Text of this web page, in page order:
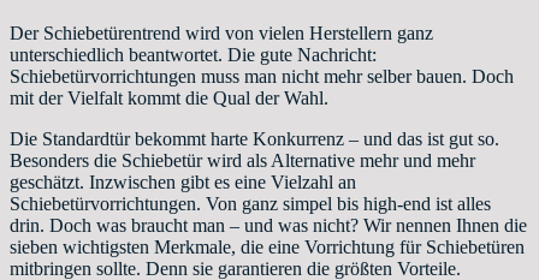
Der Schiebetürentrend wird von vielen Herstellern ganz
unterschiedlich beantwortet. Die gute Nachricht:
Schiebetürvorrichtungen muss man nicht mehr selber bauen. Doch
mit der Vielfalt kommt die Qual der Wahl.
Die Standardtür bekommt harte Konkurrenz – und das ist gut so.
Besonders die Schiebetür wird als Alternative mehr und mehr
geschätzt. Inzwischen gibt es eine Vielzahl an
Schiebetürvorrichtungen. Von ganz simpel bis high-end ist alles
drin. Doch was braucht man – und was nicht? Wir nennen Ihnen die
sieben wichtigsten Merkmale, die eine Vorrichtung für Schiebetüren
mitbringen sollte. Denn sie garantieren die größten Vorteile.